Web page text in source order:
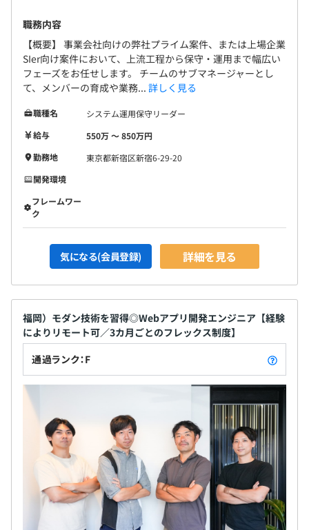
職務内容
【概要】 事業会社向けの弊社プライム案件、または上場企業
SIer向け案件において、上流工程から保守・運用まで幅広い
フェーズをお任せします。 チームのサブマネージャーとし
て、メンバーの育成や業務... 詳しく見る
職種名
システム運用保守リーダー
給与
550万 〜 850万円
勤務地
東京都新宿区新宿6-29-20
開発環境
フレームワー
ク
気になる(会員登録) 詳細を見る
福岡）モダン技術を習得◎Webアプリ開発エンジニア【経験
によりリモート可／3カ月ごとのフレックス制度】
通過ランク：F